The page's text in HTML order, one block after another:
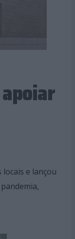
e lançou